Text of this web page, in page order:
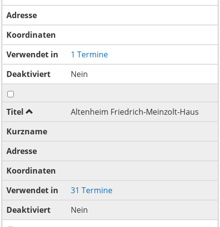
Adresse
Koordinaten
Verwendet in
1 Termine
Deaktiviert
Nein
Titel
Altenheim Friedrich-Meinzolt-Haus
Kurzname
Adresse
Koordinaten
Verwendet in
31 Termine
Deaktiviert
Nein